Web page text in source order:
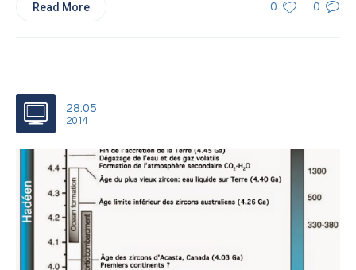
0 0
Read More
28.05
2014